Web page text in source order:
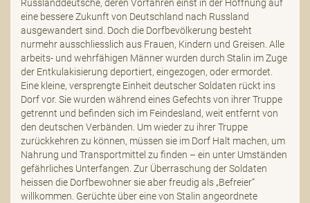
Russlanddeutsche, deren Vorfahren einst in der Hoffnung auf
eine bessere Zukunft von Deutschland nach Russland
ausgewandert sind. Doch die Dorfbevölkerung besteht
nurmehr ausschliesslich aus Frauen, Kindern und Greisen. Alle
arbeits- und wehrfähigen Männer wurden durch Stalin im Zuge
der Entkulakisierung deportiert, eingezogen, oder ermordet.
Eine kleine, versprengte Einheit deutscher Soldaten rückt ins
Dorf vor. Sie wurden während eines Gefechts von ihrer Truppe
getrennt und befinden sich im Feindesland, weit entfernt von
den deutschen Verbänden. Um wieder zu ihrer Truppe
zurückkehren zu können, müssen sie im Dorf Halt machen, um
Nahrung und Transportmittel zu finden – ein unter Umständen
gefährliches Unterfangen. Zur Überraschung der Soldaten
heissen die Dorfbewohner sie aber freudig als „Befreier“
willkommen. Gerüchte über eine von Stalin angeordnete